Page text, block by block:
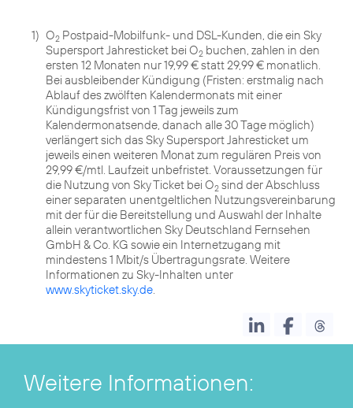
1) O2 Postpaid-Mobilfunk- und DSL-Kunden, die ein Sky
Supersport Jahresticket bei O2 buchen, zahlen in den
ersten 12 Monaten nur 19,99 € statt 29,99 € monatlich.
Bei ausbleibender Kündigung (Fristen: erstmalig nach
Ablauf des zwölften Kalendermonats mit einer
Kündigungsfrist von 1 Tag jeweils zum
Kalendermonatsende, danach alle 30 Tage möglich)
verlängert sich das Sky Supersport Jahresticket um
jeweils einen weiteren Monat zum regulären Preis von
29,99 €/mtl. Laufzeit unbefristet. Voraussetzungen für
die Nutzung von Sky Ticket bei O2 sind der Abschluss
einer separaten unentgeltlichen Nutzungsvereinbarung
mit der für die Bereitstellung und Auswahl der Inhalte
allein verantwortlichen Sky Deutschland Fernsehen
GmbH & Co. KG sowie ein Internetzugang mit
mindestens 1 Mbit/s Übertragungsrate. Weitere
Informationen zu Sky-Inhalten unter
www.skyticket.sky.de
Weitere Informationen: